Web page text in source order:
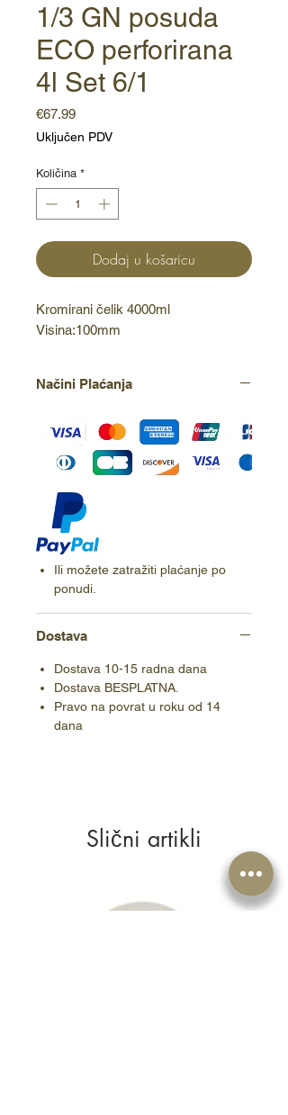
1/3 GN posuda
ECO perforirana
4l Set 6/1
€67.99Cijena
Uključen PDV
Količina *
Dodaj u košaricu
Kromirani čelik 4000ml
Visina:100mm
Načini Plaćanja
Ili možete zatražiti plaćanje po
ponudi.
Dostava
Dostava 10-15 radna dana
Dostava BESPLATNA.
Pravo na povrat u roku od 14
dana
Slični artikli